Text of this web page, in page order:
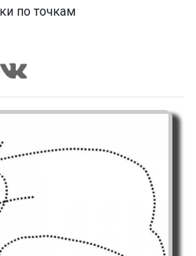
по точкам